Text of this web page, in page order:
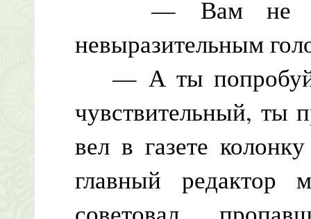
— Вам не
невыразительным
— А ты попробуй
чувствительный, ты
вел в газете
главный редактор